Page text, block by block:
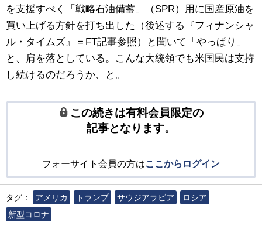
を支援すべく「戦略石油備蓄」（SPR）用に国産原油を
買い上げる方針を打ち出した（後述する『フィナンシャ
ル・タイムズ』＝FT記事参照）と聞いて「やっぱり」
と、肩を落としている。こんな大統領でも米国民は支持
し続けるのだろうか、と。
この続きは有料会員限定の
記事となります。
フォーサイト会員の方はここからログイン
タグ： アメリカ トランプ サウジアラビア
ロシア
新型コロナ